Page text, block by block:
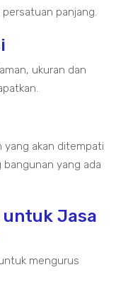
panjang.
ukuran dan
yang akan ditempati
yang ada
untuk Jasa
mengurus